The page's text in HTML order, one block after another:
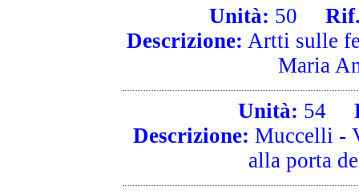
Unità: 50
Rif.
Descrizione: Artti sulle
Maria
Unità: 54
Descrizione: Muccelli -
alla porta